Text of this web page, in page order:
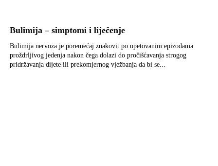
Bulimija – simptomi i liječenje
Bulimija nervoza je poremećaj znakovit po opetovanim epizodama
proždrljivog jedenja nakon čega dolazi do pročišćavanja strogog
pridržavanja dijete ili prekomjernog vježbanja da bi se...